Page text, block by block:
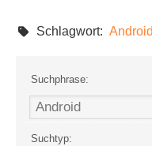
Schlagwort: Android
Suchphrase:
Suchtyp: